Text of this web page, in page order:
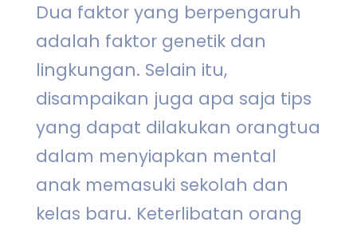
Dua faktor yang berpengaruh
adalah faktor genetik dan
lingkungan. Selain itu,
disampaikan juga apa saja tips
yang dapat dilakukan orangtua
dalam menyiapkan mental
anak memasuki sekolah dan
kelas baru. Keterlibatan orang